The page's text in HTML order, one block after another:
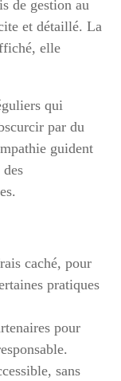
de gestion au
et détaillé. La
elle
qui
par du
guident
caché, pour
pratiques
pour
sans